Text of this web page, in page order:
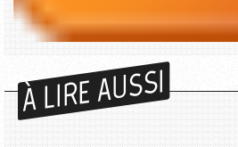
À LIRE AUSSI